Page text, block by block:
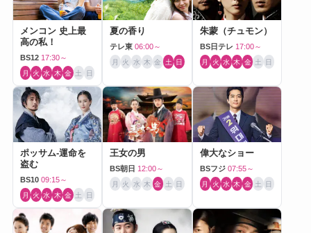
メンコン 史上最
高の私！
BS12 17:30～
月 火 水 木 金 土 日
夏の香り
テレ東 06:00～
月 火 水 木 金 土 日
朱蒙（チュモン）
BS日テレ 17:00～
月 火 水 木 金 土 日
ポッサム-運命を
盗む
BS10 09:15～
月 火 水 木 金 土 日
王女の男
BS朝日 12:00～
月 火 水 木 金 土 日
偉大なショー
BSフジ 07:55～
月 火 水 木 金 土 日